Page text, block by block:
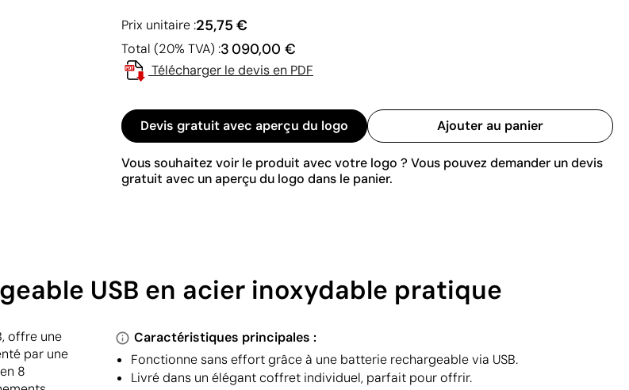
Prix unitaire :25,75 €
Total (20% TVA) :3 090,00 €
Télécharger le devis en PDF
Devis gratuit avec aperçu du logo Ajouter au panier
Vous souhaitez voir le produit avec votre logo ? Vous pouvez demander un devis
gratuit avec un aperçu du logo dans le panier.
USB en acier inoxydable pratique
offre une
par une
8
Caractéristiques principales :
Fonctionne sans effort grâce à une batterie rechargeable via USB.
Livré dans un élégant coffret individuel, parfait pour offrir.